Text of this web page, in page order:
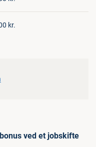
kr.
ved et jobskifte